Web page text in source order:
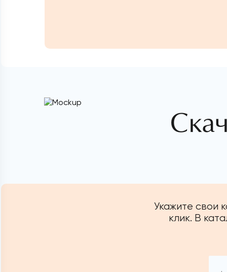
Укажите свои
клик. В